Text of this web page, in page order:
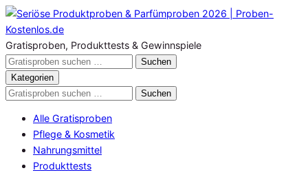
Zum
Inhalt
springen
Gratisproben, Produkttests & Gewinnspiele
Gratisproben
durchsuchen
Suchen
Kategorien
Gratisproben
Suchen
Alle Gratisproben
Pflege & Kosmetik
Nahrungsmittel
Produkttests